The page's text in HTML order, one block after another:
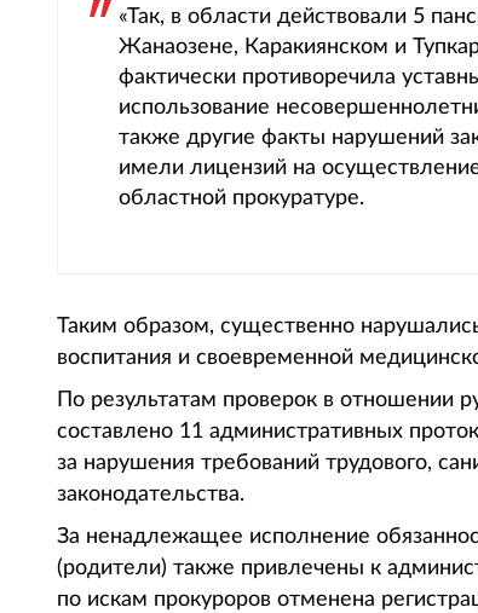
«Так, в области действовали 5
Жанаозене, Каракиянском и
фактически противоречила
использование
также другие факты нарушений
имели лицензий на
областной прокуратуре.
Таким образом, существенно
воспитания и своевременной
По результатам проверок в отношении
составлено 11 административных
за нарушения требований трудового,
законодательства.
За ненадлежащее исполнение
(родители) также привлечены к
по искам прокуроров отменена